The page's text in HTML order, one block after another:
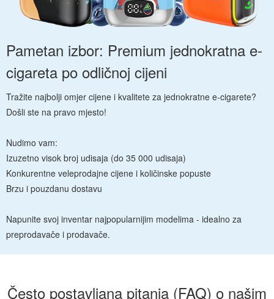
Pametan izbor: Premium jednokratna e-
cigareta po odličnoj cijeni
Tražite najbolji omjer cijene i kvalitete za jednokratne e-cigarete?
Došli ste na pravo mjesto!
Nudimo vam:
Izuzetno visok broj udisaja (do 35 000 udisaja)
Konkurentne veleprodajne cijene i količinske popuste
Brzu i pouzdanu dostavu
Napunite svoj inventar najpopularnijim modelima - idealno za
preprodavače i prodavače.
Često postavljana pitanja (FAQ) o našim